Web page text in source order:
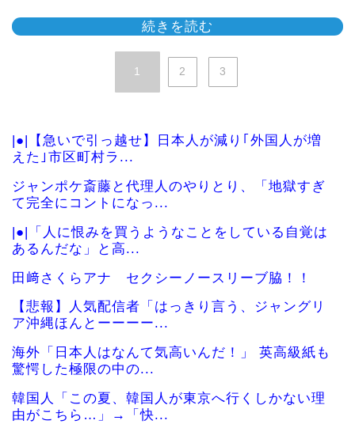
続きを読む
1 2 3
|●|【急いで引っ越せ】日本人が減り｢外国人が増
えた｣市区町村ラ...
ジャンポケ斎藤と代理人のやりとり、「地獄すぎ
て完全にコントになっ...
|●|「人に恨みを買うようなことをしている自覚は
あるんだな」と高...
田﨑さくらアナ セクシーノースリーブ脇！！
【悲報】人気配信者「はっきり言う、ジャングリ
ア沖縄ほんとーーーー...
海外「日本人はなんて気高いんだ！」 英高級紙も
驚愕した極限の中の...
韓国人「この夏、韓国人が東京へ行くしかない理
由がこちら…」→「快...